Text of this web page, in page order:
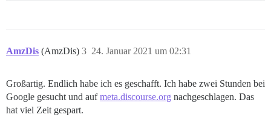
AmzDis (AmzDis) 24. Januar 2021 um 02:31
3
Großartig. Endlich habe ich es geschafft. Ich habe zwei Stunden bei
Google gesucht und aufmeta.discourse.org nachgeschlagen. Das
hat viel Zeit gespart.